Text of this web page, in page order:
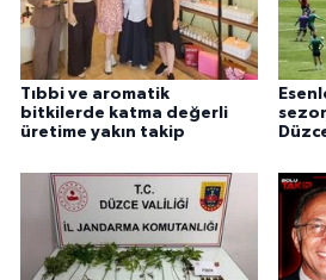
Tıbbi ve aromatik
bitkilerde katma değerli
üretime yakın takip